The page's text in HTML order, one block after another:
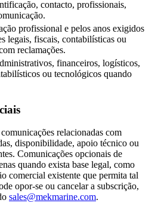
contacto, profissionais,
profissional e pelos anos exigidos
legais, fiscais, contabilísticas ou
reclamações.
financeiros, logísticos,
ou tecnológicos quando
relacionadas com
disponibilidade, apoio técnico ou
Comunicações opcionais de
quando exista base legal, como
comercial existente que permita tal
opor-se ou cancelar a subscrição,
sales@mekmarine.com.